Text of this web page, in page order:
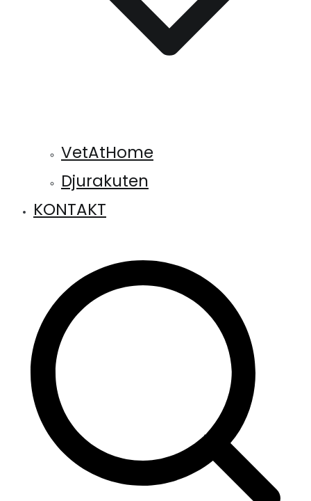
VetAtHome
Djurakuten
KONTAKT